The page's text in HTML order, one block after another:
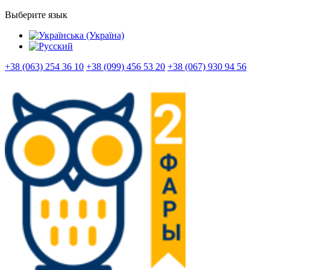
Выберите язык
+38 (063) 254 36 10 +38 (099) 456 53 20 +38 (067) 930 94 56